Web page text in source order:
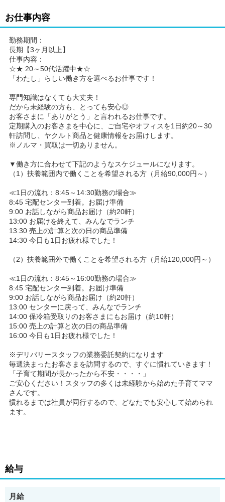
お仕事内容
勤務期間：
長期【3ヶ月以上】
仕事内容：
☆★ 20～50代活躍中★☆
「わたし」らしい働き方を選べるお仕事です！
専門知識はなくても大丈夫！
だから未経験の方も、とっても安心◎
お客さまに「ありがとう」と言われるお仕事です。
定期購入のお客さまを中心に、ご自宅やオフィスを1日約20～30
軒訪問し、ヤクルト商品と健康情報をお届けします。
※ノルマ・買取は一切ありません。
▼働き方に合わせて下記のようなスケジュールになります。
（1）扶養範囲内で働くことを希望される方（月給90,000円～）
≪1日の流れ：8:45～14:30勤務の場合≫
8:45 宅配センター到着。お届け準備
9:00 お話しながら商品お届け（約20軒）
13:00 お届けを終えて、みんなでランチ
13:30 売上の計算と次の日の商品準備
14:30 今日も1日お疲れ様でした！
（2）扶養範囲外で働くことを希望される方（月給120,000円～）
≪1日の流れ：8:45～16:00勤務の場合≫
8:45 宅配センター到着。お届け準備
9:00 お話しながら商品お届け（約20軒）
13:00 センターに戻って、みんなでランチ
14:00 保冷箱受取りのお客さまにもお届け（約10軒）
15:00 売上の計算と次の日の商品準備
16:00 今日も1日お疲れ様でした！
※デリバリースタッフの業務委託契約になります
毎週決まったお客さまを訪問するので、すぐに慣れていきます！
「子育て期間が長かったから不安・・・・」
ご安心ください！スタッフの多くは未経験から始めた子育てママ
さんです。
慣れるまでは社員が同行するので、どなたでも安心して始められ
ます。
給与
月給